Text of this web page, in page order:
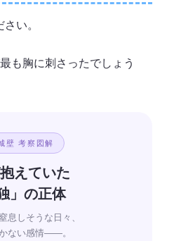
い。
も胸に刺さったでしょう
壁 考察図解
えていた
」の正体
息しそうな日々、
ない感情――。